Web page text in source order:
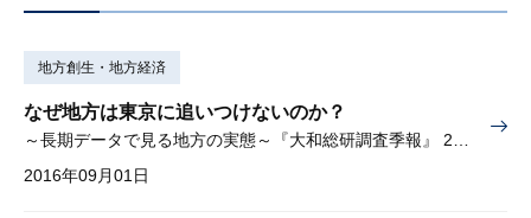
地方創生・地方経済
なぜ地方は東京に追いつけないのか？
2016年09月01日